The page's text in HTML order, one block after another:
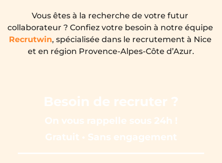
Vous êtes à la recherche de votre futur
Recrutwin, spécialisée dans le recrutement à Nice
et en région Provence-Alpes-Côte d’Azur.
Besoin de recruter ?
On vous rappelle sous 24h !
Gratuit • Sans engagement